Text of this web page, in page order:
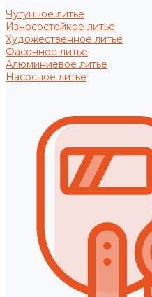
Чугунное литье
Износостойкое литье
Художественное литье
Фасонное литье
Алюминиевое литье
Насосное литье